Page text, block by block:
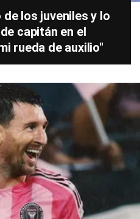
los juveniles y lo
capitán en el
rueda de auxilio"